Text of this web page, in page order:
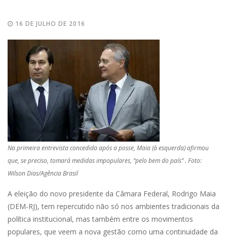
16 DE JULHO DE 2016
Na primeira entrevista concedida após a posse, Maia (à esquerda) afirmou
que, se preciso, tomará medidas impopulares, “pelo bem do país” . Foto:
Wilson Dias/Agência Brasil
A eleição do novo presidente da Câmara Federal, Rodrigo Maia
(DEM-RJ), tem repercutido não só nos ambientes tradicionais da
política institucional, mas também entre os movimentos
populares, que veem a nova gestão como uma continuidade da